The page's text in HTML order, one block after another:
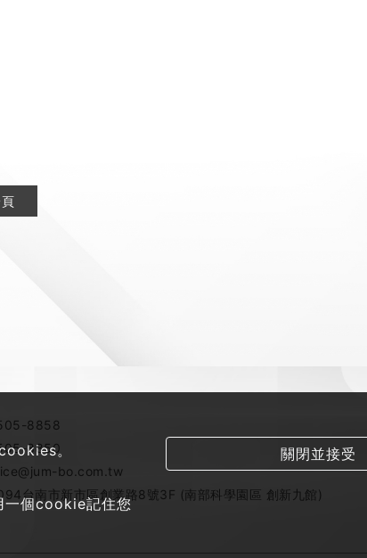
8858
8850
bo.com.tw
台南市新市區創業路8號3F (南部科學園區 創新九館)
。
一個cookie記住您
關閉並接受